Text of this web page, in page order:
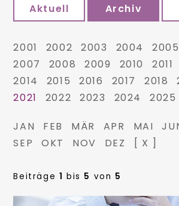
Aktuell Archiv
2001 2002 2003 2004 2005
2007
2008 2009 2010 2011
2014
2015 2016 2017 2018
2021
2022 2023 2024 2025
JAN FEB MÄR APR MAI
SEP
OKT NOV DEZ [ X ]
Beiträge 1 bis 5 von 5